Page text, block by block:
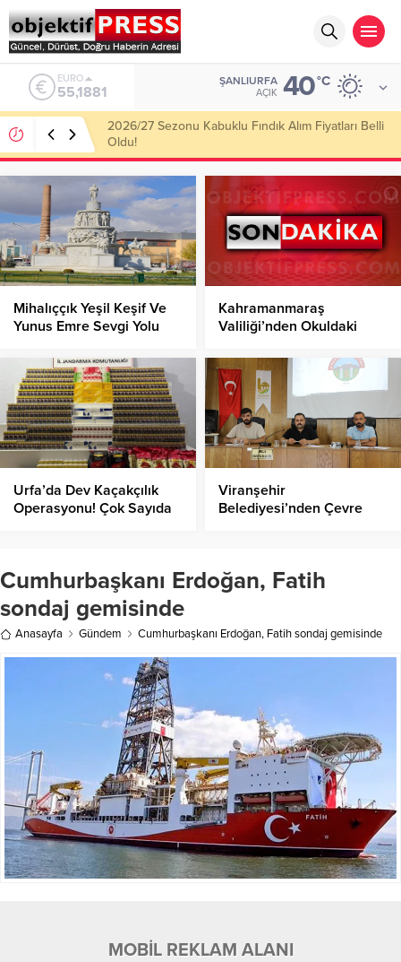
ALTIN
6.660,55
ŞANLIURFA
AÇIK 40°C
Haliliye Belediyesi Her Gün 4 Bin 898 Kişiye Sıcak
Yemek Ulaştırıyor!
Mihalıççık Yeşil Keşif Ve
Yunus Emre Sevgi Yolu
Kahramanmaraş
Valiliği’nden Okuldaki
Urfa’da Dev Kaçakçılık
Operasyonu! Çok Sayıda
Viranşehir
Belediyesi’nden Çevre
Cumhurbaşkanı Erdoğan, Fatih
sondaj gemisinde
Anasayfa Gündem Cumhurbaşkanı Erdoğan, Fatih sondaj gemisinde
MOBİL REKLAM ALANI